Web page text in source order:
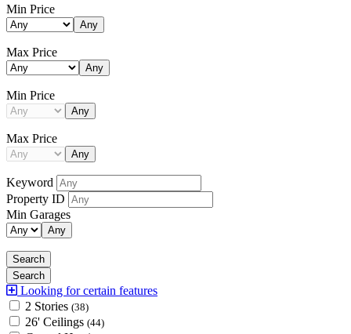
Min Price
Any
Max Price
Any
Min Price
Any
Max Price
Any
Keyword
Property ID
Min Garages
Any
Looking for certain features
2 Stories (38)
26' Ceilings (44)